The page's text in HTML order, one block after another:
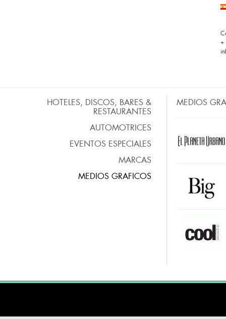
+
HOTELES, DISCOS, BARES &
RESTAURANTES
AUTOMOTRICES
EVENTOS ESPECIALES
MARCAS
MEDIOS GRAFICOS
MEDIOS